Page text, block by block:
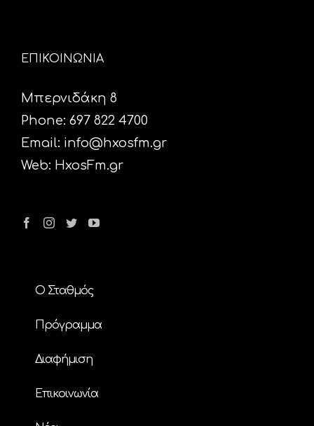
ΕΠΙΚΟΙΝΩΝΙΑ
Μπερνιδάκη 8
Phone: 697 822 4700
Email: info@hxosfm.gr
Web: HxosFm.gr
Ο Σταθμός
Πρόγραμμα
Διαφήμιση
Επικοινωνία